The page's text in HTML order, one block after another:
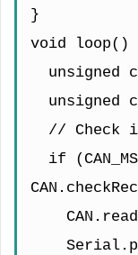
}
void loop()
unsigned
unsigned
// Check if
if